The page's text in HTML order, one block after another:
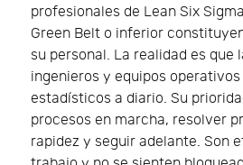
profesionales de Lean Six
Green Belt o inferior
su personal. La realidad es que
ingenieros y equipos
estadísticos a diario. Su
procesos en marcha, resolver
rapidez y seguir adelante. Son